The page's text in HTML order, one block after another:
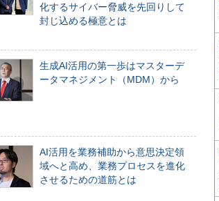
化するサイバー脅威を先回りして
封じ込める極意とは
生成AI活用の第一歩はマスターデ
ータマネジメント（MDM）から
AI活用を業務補助から意思決定領
域へと高め、業務プロセスを進化
させるための道筋とは